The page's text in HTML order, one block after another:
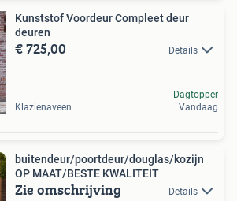
Kunststof Voordeur Compleet deur
deuren
€ 725,00 Details
Klazienaveen
Dagtopper
Vandaag
buitendeur/poortdeur/douglas/kozijn
OP MAAT/BESTE KWALITEIT
Zie omschrijving Details